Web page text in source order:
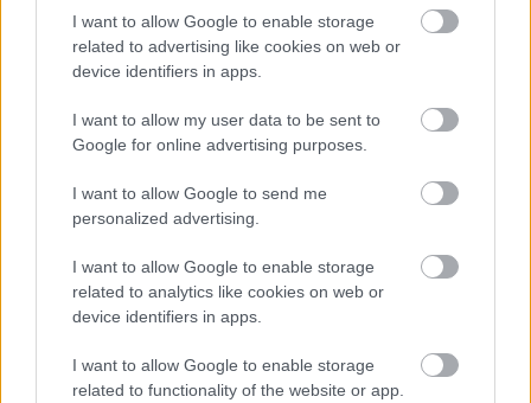
I want to allow Google to enable storage
related to advertising like cookies on web or
device identifiers in apps.
I want to allow my user data to be sent to
Google for online advertising purposes.
I want to allow Google to send me
personalized advertising.
I want to allow Google to enable storage
related to analytics like cookies on web or
device identifiers in apps.
I want to allow Google to enable storage
related to functionality of the website or app.
Dunántúlon és a középső országrészben
többfelé kísérhetik erős, helyenként viharos
szerint Győr-Moson-Sopron és Vas
figyelmeztetés. Avárt legerősebb széllökések
A hét utolsó napján is hideg lesz, reggel -8, -1
fok között alakul a hőmérséklet, kora délután
0, +5 fok valószínű.